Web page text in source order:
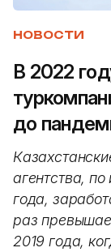
НОВОСТИ
В 2022
до
агентства,
года,
раз
2019 года,